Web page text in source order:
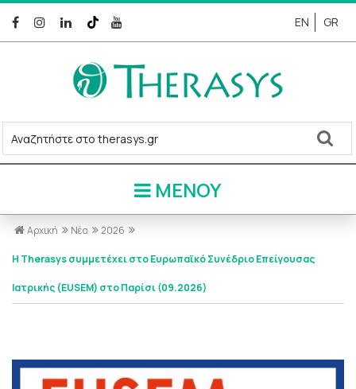
EN GR
ΜΕΝΟΥ
Αρχική Νέα 2026
H Therasys συμμετέχει στο Ευρωπαϊκό Συνέδριο Επείγουσας
Ιατρικής (EUSEM) στο Παρίσι (09.2026)